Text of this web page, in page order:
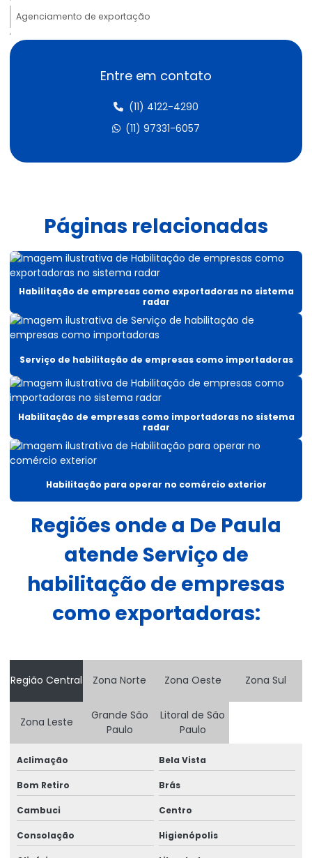
Agenciamento de exportação
Agenciamento de habilitação radar
Agenciamento de habilitação radar mg
Agente de carga internacional aduanas
Auditoria aduaneira
Auditoria de procedimentos aduaneiros
Benefício fiscal importação
Benefícios fiscais do icms
Cadastramento no radar siscomex
Comissaria de despachos aduaneiros
Consulta aduaneira
Consultor de benefícios fiscais icms
Consultoria aduaneira
Consultoria aduaneiras de exportação
Consultoria de comércio exterior
Consultoria de comércio exterior em minas gerais
Consultoria de comércio exterior no rio de janeiro
Consultoria de importação e exportação
Cotação frete aéreo internacional
Cotação frete marítimo internacional
Entre em contato
(11) 4122-4290
(11) 97331-6057
Páginas relacionadas
Habilitação de empresas como exportadoras no sistema
radar
Serviço de habilitação de empresas como importadoras
Habilitação de empresas como importadoras no sistema
radar
Habilitação para operar no comércio exterior
Regiões onde a De Paula
atende Serviço de
habilitação de empresas
como exportadoras:
Região Central Zona Norte Zona Oeste Zona Sul
Zona Leste
Grande São
Paulo
Litoral de São
Paulo
Aclimação Bela Vista
Bom Retiro Brás
Cambuci Centro
Consolação Higienópolis